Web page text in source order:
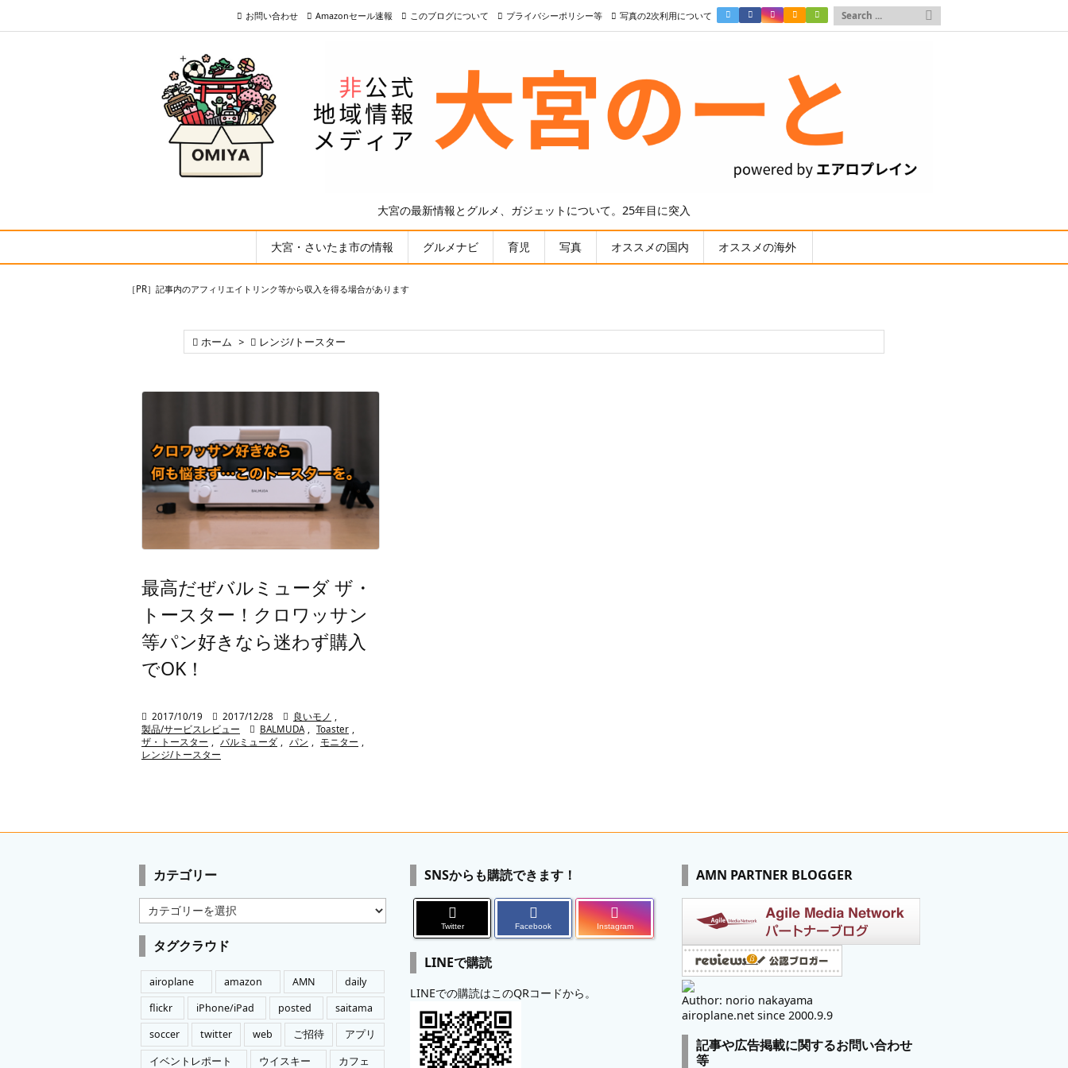
大宮の最新情報とグルメ、ガジェットについて。25年目に突入
大宮・さいたま市の情報 グルメナビ 育児 写真 オススメの国内 オススメの海外
お問い合わせ Amazonセール速報 このブログについて プライバシーポリシー等 写真の2次利用について 
［PR］記事内のアフィリエイトリンク等から収入を得る場合があります
 ホーム >  レンジ/トースター
最高だぜバルミューダ ザ・
トースター！クロワッサン
等パン好きなら迷わず購入
でOK！
 2017/10/19  2017/12/28  良いモノ ,
製品/サービスレビュー
 BALMUDA , Toaster ,
ザ・トースター , バルミューダ , パン , モニター ,
レンジ/トースター
カテゴリー
カ
テ
ゴ
リ
ー
タグクラウド
airoplane amazon AMN
daily
flickr
iPhone/iPad posted
saitama
soccer
twitter web ご招待
アプリ
イベントレポート
ウイスキー カフェ
SNSからも購読できます！
Twitter Facebook Instagram
LINEで購読
LINEでの購読はこのQRコードから。
AMN PARTNER BLOGGER
Author: norio nakayama
airoplane.net since 2000.9.9
記事や広告掲載に関するお問い合わせ
等